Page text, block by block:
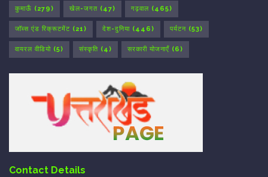
कुमाऊँ (279) खेल-जगत (47) गढ़वाल (465)
जॉब्स एंड रिक्रूटमेंट (21) देश-दुनिया (446) पर्यटन (53)
वायरल वीडियो (5) संस्कृति (4) सरकारी योजनाएँ (6)
Contact Details